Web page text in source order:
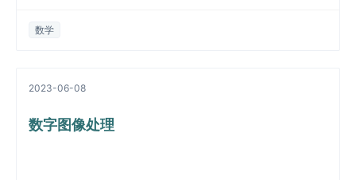
数学
2023-06-08
数字图像处理